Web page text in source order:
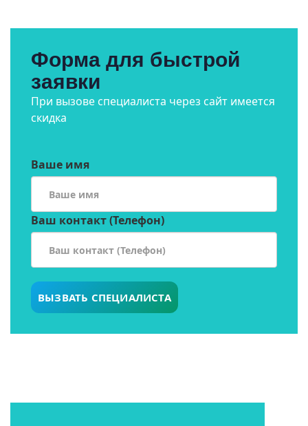
Форма для быстрой
заявки
При вызове специалиста через сайт имеется
скидка
Ваше имя
Ваш контакт (Телефон)
ВЫЗВАТЬ СПЕЦИАЛИСТА